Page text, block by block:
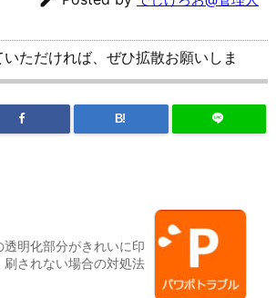
ただければ、ぜひ拡散お願いしま
B!
明化部分がきれいに印
刷されない場合の対処法